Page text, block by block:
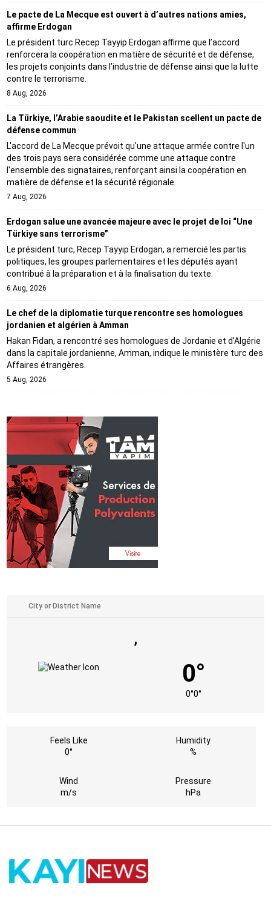
Le pacte de La Mecque est ouvert à d’autres nations amies,
affirme Erdogan
Le président turc Recep Tayyip Erdogan affirme que l’accord
renforcera la coopération en matière de sécurité et de défense,
les projets conjoints dans l’industrie de défense ainsi que la lutte
contre le terrorisme.
8 Aug, 2026
La Türkiye, l’Arabie saoudite et le Pakistan scellent un pacte de
défense commun
L'accord de La Mecque prévoit qu'une attaque armée contre l'un
des trois pays sera considérée comme une attaque contre
l'ensemble des signataires, renforçant ainsi la coopération en
matière de défense et la sécurité régionale.
7 Aug, 2026
Erdogan salue une avancée majeure avec le projet de loi “Une
Türkiye sans terrorisme”
Le président turc, Recep Tayyip Erdogan, a remercié les partis
politiques, les groupes parlementaires et les députés ayant
contribué à la préparation et à la finalisation du texte.
6 Aug, 2026
Le chef de la diplomatie turque rencontre ses homologues
jordanien et algérien à Amman
Hakan Fidan, a rencontré ses homologues de Jordanie et d'Algérie
dans la capitale jordanienne, Amman, indique le ministère turc des
Affaires étrangères.
5 Aug, 2026
,
0°
0°0°
Feels Like
0°
Humidity
%
Wind
m/s
Pressure
hPa